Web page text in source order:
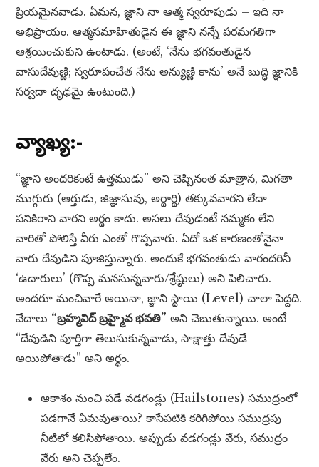
ప్రియమైనవాడు. ఏమన, జ్ఞాని నా ఆత్మ స్వరూపుడు – ఇది నా
అభిప్రాయం. ఆత్మసమాహితుడైన ఈ జ్ఞాని నన్నే పరమగతిగా
ఆశ్రయించుకుని ఉంటాడు. (అంటే, ‘నేను భగవంతుడైన
వాసుదేవుణ్ణి; స్వరూపంచేత నేను అన్యుణ్ణి కాను’ అనే బుద్ధి జ్ఞానికి
సర్వదా దృఢమై ఉంటుంది.)
వ్యాఖ్య:-
“జ్ఞాని అందరికంటే ఉత్తముడు” అని చెప్పినంత మాత్రాన, మిగతా
ముగ్గురు (ఆర్తుడు, జిజ్ఞాసువు, అర్థార్థి) తక్కువవారని లేదా
పనికిరాని వారని అర్థం కాదు. అసలు దేవుడంటే నమ్మకం లేని
వారితో పోలిస్తే వీరు ఎంతో గొప్పవారు. ఏదో ఒక కారణంతోనైనా
వారు దేవుడిని పూజిస్తున్నారు. అందుకే భగవంతుడు వారందరినీ
‘ఉదారులు’ (గొప్ప మనసున్నవారు/శ్రేష్ఠులు) అని పిలిచారు.
అందరూ మంచివారే అయినా, జ్ఞాని స్థాయి (Level) చాలా పెద్దది.
వేదాలు “బ్రహ్మవిద్ బ్రహ్మైవ భవతి” అని చెబుతున్నాయి. అంటే
“దేవుడిని పూర్తిగా తెలుసుకున్నవాడు, సాక్షాత్తు దేవుడే
అయిపోతాడు” అని అర్థం.
ఆకాశం నుంచి పడే వడగండ్లు (Hailstones) సముద్రంలో
పడగానే ఏమవుతాయి? కాసేపటికి కరిగిపోయి సముద్రపు
నీటిలో కలిసిపోతాయి. అప్పుడు వడగండ్లు వేరు, సముద్రం
వేరు అని చెప్పలేం.